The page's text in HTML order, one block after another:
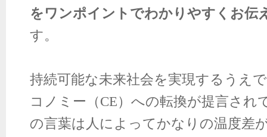
をワンポイントでわかりやすくお伝
す。
持続可能な未来社会を実現するうえ
コノミー（CE）への転換が提言され
の言葉は人によってかなりの温度差